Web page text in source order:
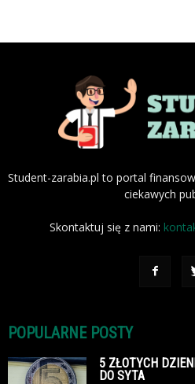
Student-zarabia.pl to portal
ciekawych
Skontaktuj się z nami:
POPULARNE POSTY
5 ZŁOTYCH
DO SYTA